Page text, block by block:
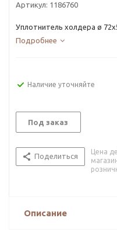
Артикул: 1186760
Уплотнитель холдера ø
Подробнее
Наличие уточняйте
Под заказ
Поделиться
Цена
Описание